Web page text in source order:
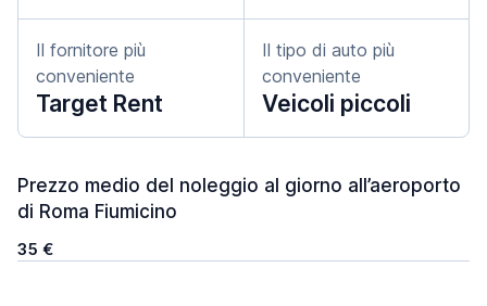
Il fornitore più
conveniente
Target Rent
Il tipo di auto più
conveniente
Veicoli piccoli
Prezzo medio del noleggio al giorno all’aeroporto
di Roma Fiumicino
35 €